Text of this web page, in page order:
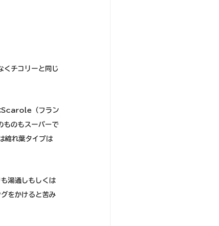
チコリーと同じ
Scarole（フラン
ものもスーパーで
縮れ葉タイプは
湯通しもしくは
をかけると苦み